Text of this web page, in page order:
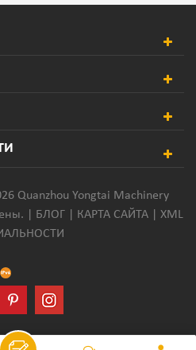
Quanzhou Yongtai Machinery
| БЛОГ КАРТА САЙТА
XML